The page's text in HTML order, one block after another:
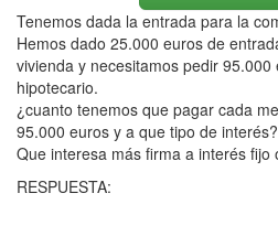
Tenemos dada la entrada para la
Hemos dado 25.000 euros de
vivienda y necesitamos pedir
hipotecario.
¿cuanto tenemos que pagar cada
95.000 euros y a que tipo de interés?
Que interesa más firma a interés fijo
RESPUESTA: